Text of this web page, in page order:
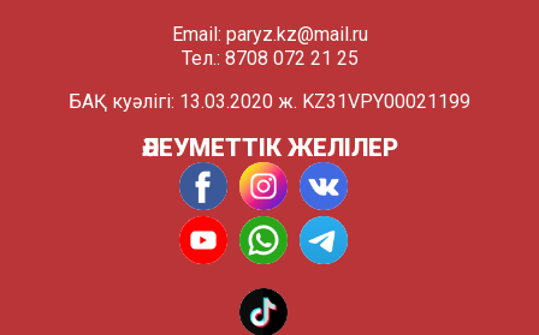
Email: paryz.kz@mail.ru
Тел.: 8708 072 21 25
БАҚ куәлігі: 13.03.2020 ж. KZ31VPY00021199
ӘЛЕУМЕТТІК ЖЕЛІЛЕР